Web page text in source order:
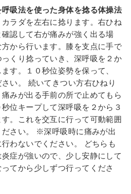
吸法を使った身体を捻る体操法
ラダを左右に捻ります。右ひね
確認して右が痛みが強く出る場
から行います。膝を支点に手で
くり捻っていき、深呼吸を２か
す。１０秒位姿勢を保って、
い。
続いてきつい方右ひねり
みが出る手前の所で止めてもら
位キープして深呼吸を２から３
。これを交互に行って可動範囲
さい。
※深呼吸時に痛みが出
わないでください。
どちらも
症が強いので、少し安静にして
てから少しずつ行ってくださ